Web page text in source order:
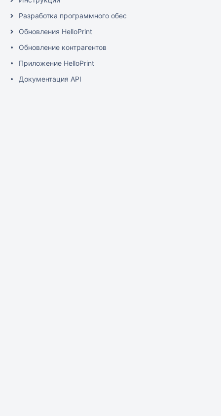
Разработка программного обеспечения
Обновления HelloPrint
Обновление контрагентов
Приложение HelloPrint
Документация API